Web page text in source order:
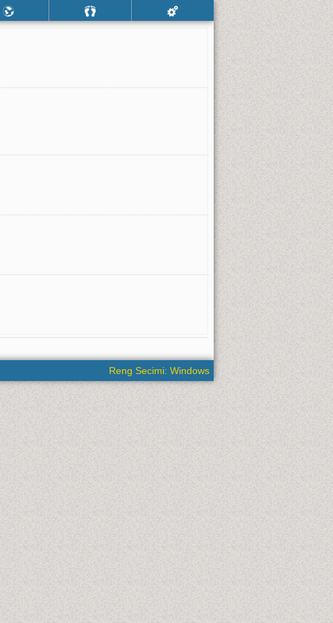
Reng Secimi: Windows